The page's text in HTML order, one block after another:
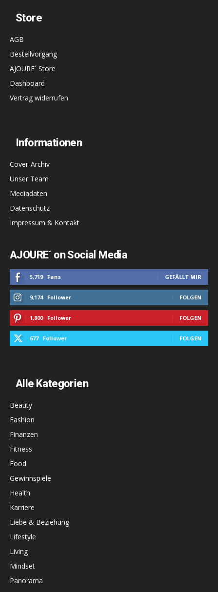
Store
AGB
Bestellvorgang
AJOURE´ Store
Dashboard
Vertrag widerrufen
Informationen
Cover-Archiv
Unser Team
Mediadaten
Datenschutz
Impressum & Kontakt
AJOURE´ on Social Media
5,719 Fans GEFÄLLT MIR
9,174 Follower FOLGEN
1,800 Follower FOLGEN
677 Follower FOLGEN
Alle Kategorien
Beauty
Fashion
Finanzen
Fitness
Food
Gewinnspiele
Health
Karriere
Liebe & Beziehung
Lifestyle
Living
Mindset
Panorama